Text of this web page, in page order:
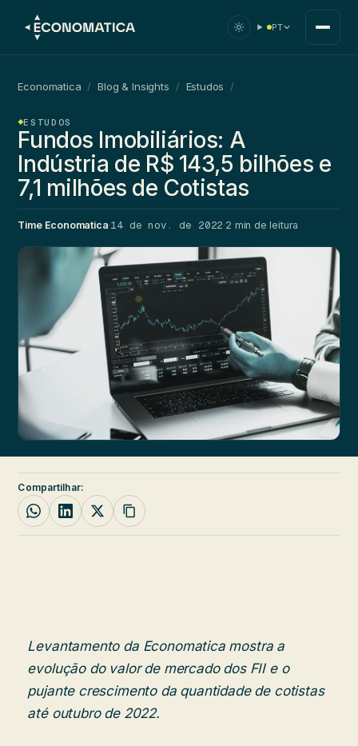
PT
Economatica / Blog & Insights / Estudos /
ESTUDOS
Fundos Imobiliários: A
Indústria de R$ 143,5 bilhões e
7,1 milhões de Cotistas
Time Economatica·14 de nov. de 2022·2 min de leitura
Compartilhar:
Levantamento da Economatica mostra a
evolução do valor de mercado dos FII e o
pujante crescimento da quantidade de cotistas
até outubro de 2022.